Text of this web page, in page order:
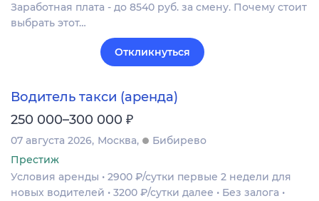
Заработная плата - до 8540 руб. за смену. Почему стоит
выбрать этот…
Откликнуться
Водитель такси (аренда)
250 000–300 000 ₽
07 августа 2026 Москва
Бибирево
Престиж
Условия аренды • 2900 ₽/сутки первые 2 недели для
новых водителей • 3200 ₽/сутки далее • Без залога •